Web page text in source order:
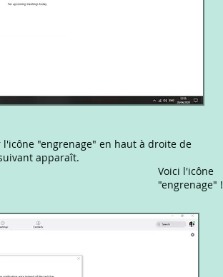
"engrenage" en haut à droite de
apparaît.
Voici l'icône
"engrenage" !